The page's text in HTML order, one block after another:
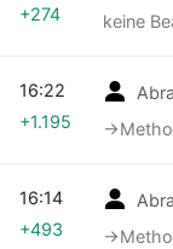
keine
+274
16:22
+1.195
16:14
+493